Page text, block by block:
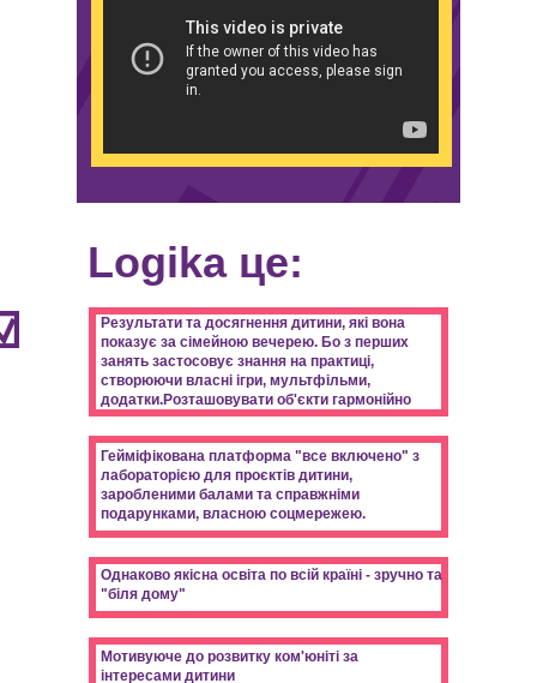
Logika це:
Результати та досягнення дитини, які вона
показує за сімейною вечерею. Бо з перших
занять застосовує знання на практиці,
створюючи власні ігри, мультфільми,
додатки.Розташовувати об'єкти гармонійно
Гейміфікована платформа "все включено" з
лабораторією для проєктів дитини,
заробленими балами та справжніми
подарунками, власною соцмережею.
Однаково якісна освіта по всій країні - зручно та
"біля дому"
Мотивуюче до розвитку ком'юніті за
інтересами дитини